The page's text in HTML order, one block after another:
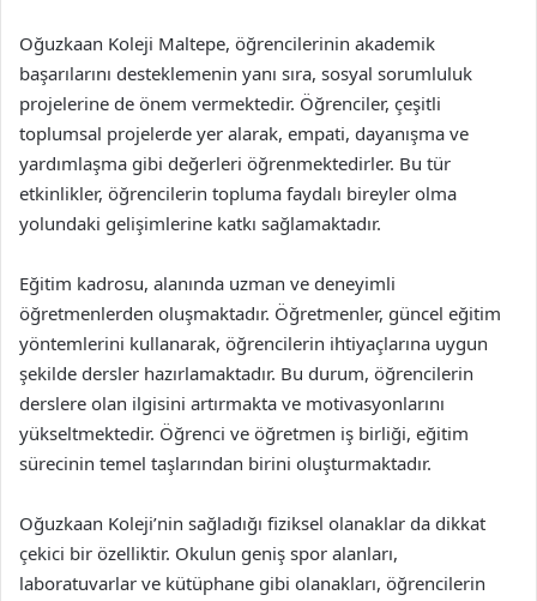
Oğuzkaan Koleji Maltepe, öğrencilerinin akademik
başarılarını desteklemenin yanı sıra, sosyal sorumluluk
projelerine de önem vermektedir. Öğrenciler, çeşitli
toplumsal projelerde yer alarak, empati, dayanışma ve
yardımlaşma gibi değerleri öğrenmektedirler. Bu tür
etkinlikler, öğrencilerin topluma faydalı bireyler olma
yolundaki gelişimlerine katkı sağlamaktadır.
Eğitim kadrosu, alanında uzman ve deneyimli
öğretmenlerden oluşmaktadır. Öğretmenler, güncel eğitim
yöntemlerini kullanarak, öğrencilerin ihtiyaçlarına uygun
şekilde dersler hazırlamaktadır. Bu durum, öğrencilerin
derslere olan ilgisini artırmakta ve motivasyonlarını
yükseltmektedir. Öğrenci ve öğretmen iş birliği, eğitim
sürecinin temel taşlarından birini oluşturmaktadır.
Oğuzkaan Koleji’nin sağladığı fiziksel olanaklar da dikkat
çekici bir özelliktir. Okulun geniş spor alanları,
laboratuvarlar ve kütüphane gibi olanakları, öğrencilerin